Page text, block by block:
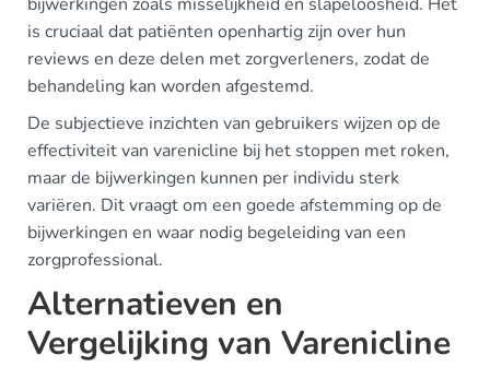
is cruciaal dat patiënten openhartig zijn over hun
reviews en deze delen met zorgverleners, zodat de
behandeling kan worden afgestemd.
De subjectieve inzichten van gebruikers wijzen op de
effectiviteit van varenicline bij het stoppen met roken,
maar de bijwerkingen kunnen per individu sterk
variëren. Dit vraagt om een goede afstemming op de
bijwerkingen en waar nodig begeleiding van een
zorgprofessional.
Alternatieven en
Vergelijking van Varenicline